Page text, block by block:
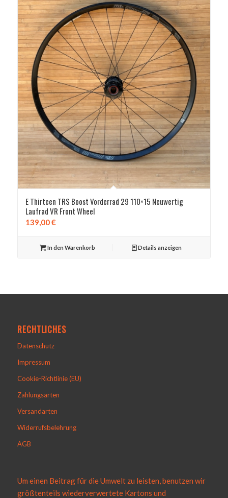
E Thirteen TRS Boost Vorderrad 29 110×15 Neuwertig
Laufrad VR Front Wheel
139,00€
In den Warenkorb Details anzeigen
RECHTLICHES
Datenschutz
Impressum
Cookie-Richtlinie (EU)
Zahlungsarten
Versandarten
Widerrufsbelehrung
AGB
Um einen Beitrag für die Umwelt zu leisten, benutzen wir
größtenteils wiederverwertete Kartons und